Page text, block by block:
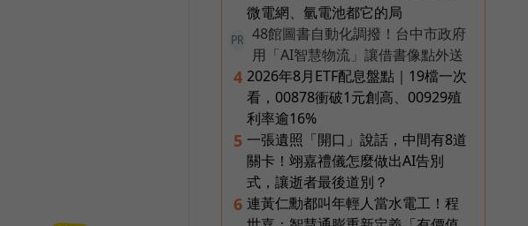
微電網、氫電池都它的局
PR
48館圖書自動化調撥！台中市政府
用「AI智慧物流」讓借書像點外送
4 2026年8月ETF配息盤點｜19檔一次
看，00878衝破1元創高、00929殖
利率逾16%
5 一張遺照「開口」說話，中間有8道
關卡！翊嘉禮儀怎麼做出AI告別
式，讓逝者最後道別？
6 連黃仁勳都叫年輕人當水電工！程